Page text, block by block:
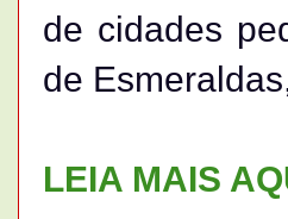
de cidades
de
LEIA MAIS